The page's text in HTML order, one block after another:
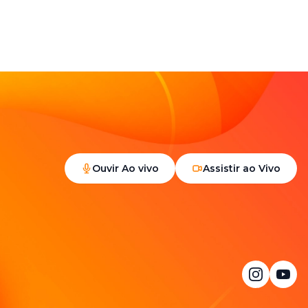
Ouvir Ao vivo Assistir ao Vivo